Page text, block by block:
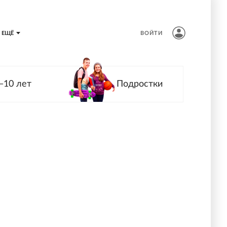
ЕЩЁ ВОЙТИ
лет Подростки